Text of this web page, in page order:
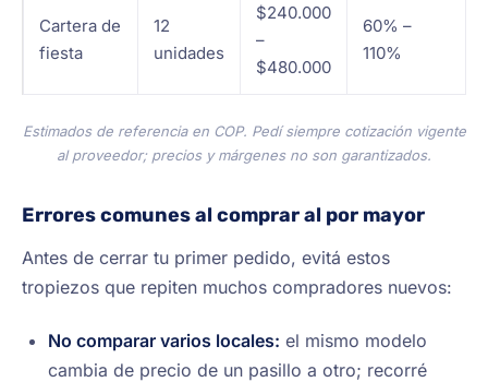
Cartera de
fiesta
12
unidades
$240.000
–
$480.000
60% –
110%
Estimados de referencia en COP. Pedí siempre cotización vigente
al proveedor; precios y márgenes no son garantizados.
Errores comunes al comprar al por mayor
Antes de cerrar tu primer pedido, evitá estos
tropiezos que repiten muchos compradores nuevos:
No comparar varios locales: el mismo modelo
cambia de precio de un pasillo a otro; recorré